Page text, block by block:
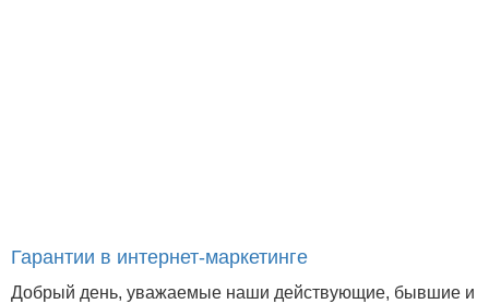
Гарантии в интернет-маркетинге
Добрый день, уважаемые наши действующие, бывшие и